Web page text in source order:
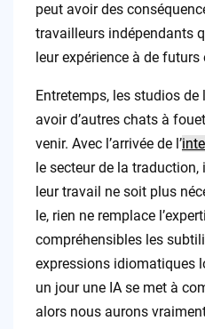
peut avoir des
travailleurs indépendants
leur expérience à de
Entretemps, les studios
avoir d’autres chats à
venir. Avec l’arrivée de l’
le secteur de la
leur travail ne soit plus
le, rien ne remplace
compréhensibles les
expressions idiomatiques
un jour une IA se met à
alors nous aurons